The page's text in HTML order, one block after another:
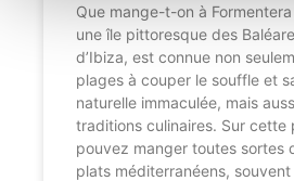
Que mange-t-on à
une île pittoresque des
d’Ibiza, est connue non
plages à couper le souffle et
naturelle immaculée, mais
traditions culinaires. Sur cette
pouvez manger toutes sortes
plats méditerranéens,